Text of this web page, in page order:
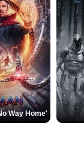
Way Home'